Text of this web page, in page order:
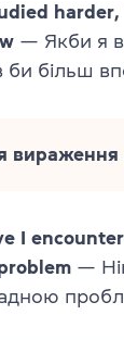
— Якби я
би більш
вираження
I
—